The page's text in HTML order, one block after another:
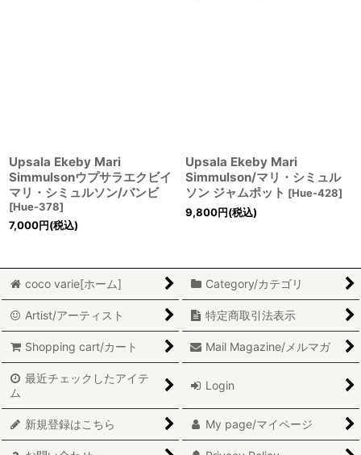
Upsala Ekeby Mari
Simmulsonウプサラエクビイ
マリ・シミュルソン/バンビ
[Hue-378]
7,000円(税込)
Upsala Ekeby Mari
Simmulson/マリ・シミュル
ソン ジャムポット [Hue-428]
9,800円(税込)
coco varie[ホーム] Category/カテゴリ
Artist/アーティスト 特定商取引法表示
Shopping cart/カート Mail Magazine/メルマガ
最近チェックしたアイテ
ム
Login
新規登録はこちら My page/マイページ